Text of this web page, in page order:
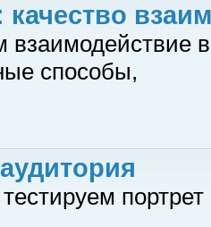
взаимодействие
способы,